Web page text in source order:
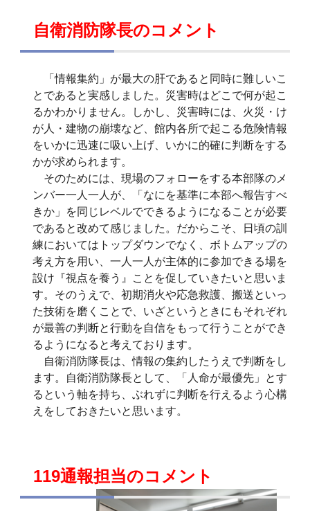
自衛消防隊長のコメント
「情報集約」が最大の肝であると同時に難しいこ
とであると実感しました。災害時はどこで何が起こ
るかわかりません。しかし、災害時には、火災・け
が人・建物の崩壊など、館内各所で起こる危険情報
をいかに迅速に吸い上げ、いかに的確に判断をする
かが求められます。
そのためには、現場のフォローをする本部隊のメ
ンバー一人一人が、「なにを基準に本部へ報告すべ
きか」を同じレベルでできるようになることが必要
であると改めて感じました。だからこそ、日頃の訓
練においてはトップダウンでなく、ボトムアップの
考え方を用い、一人一人が主体的に参加できる場を
設け『視点を養う』ことを促していきたいと思いま
す。そのうえで、初期消火や応急救護、搬送といっ
た技術を磨くことで、いざというときにもそれぞれ
が最善の判断と行動を自信をもって行うことができ
るようになると考えております。
自衛消防隊長は、情報の集約したうえで判断をし
ます。自衛消防隊長として、「人命が最優先」とす
るという軸を持ち、ぶれずに判断を行えるよう心構
えをしておきたいと思います。
119通報担当のコメント